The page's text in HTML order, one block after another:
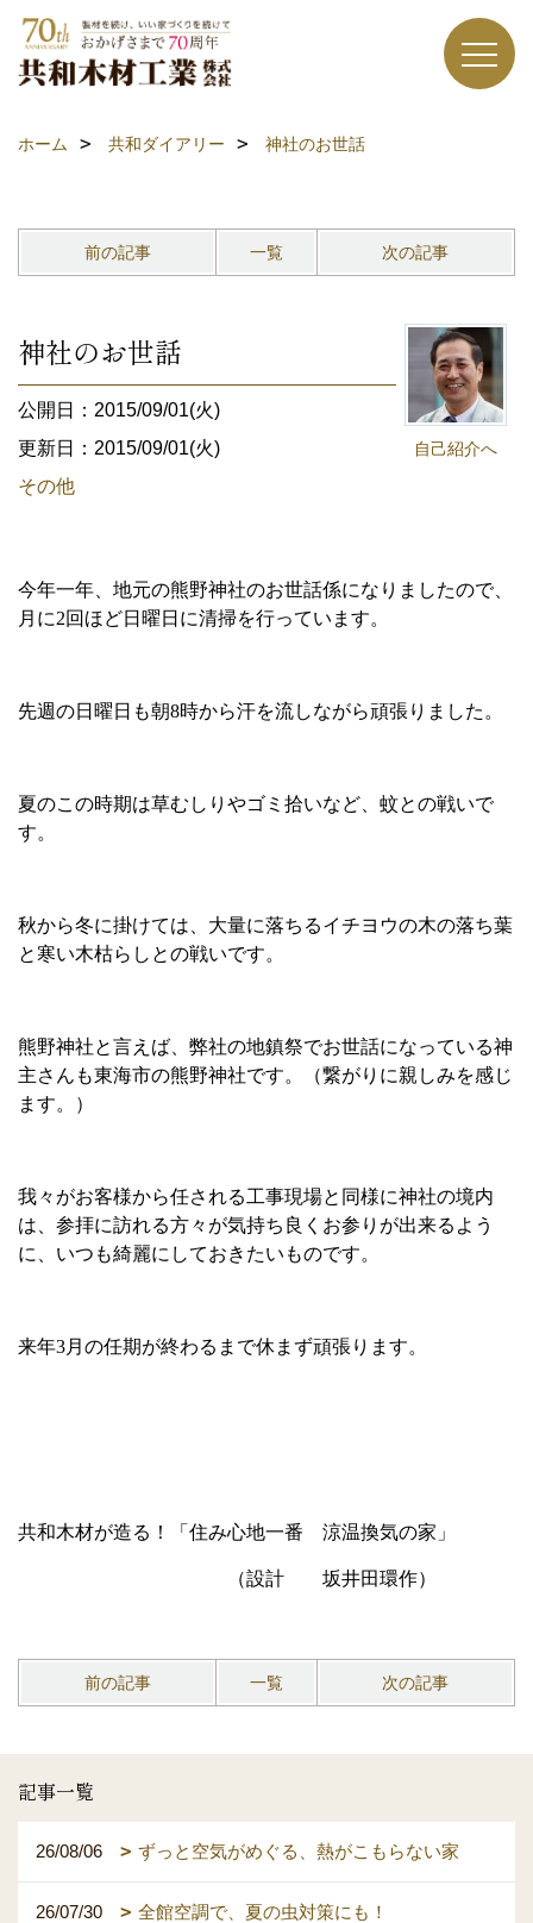
ホーム 共和ダイアリー 神社のお世話
前の記事 一覧 次の記事
自己紹介へ
神社のお世話
公開日：2015/09/01(火)
更新日：2015/09/01(火)
その他
今年一年、地元の熊野神社のお世話係になりましたので、
月に2回ほど日曜日に清掃を行っています。
先週の日曜日も朝8時から汗を流しながら頑張りました。
夏のこの時期は草むしりやゴミ拾いなど、蚊との戦いで
す。
秋から冬に掛けては、大量に落ちるイチヨウの木の落ち葉
と寒い木枯らしとの戦いです。
熊野神社と言えば、弊社の地鎮祭でお世話になっている神
主さんも東海市の熊野神社です。（繋がりに親しみを感じ
ます。）
我々がお客様から任される工事現場と同様に神社の境内
は、参拝に訪れる方々が気持ち良くお参りが出来るよう
に、いつも綺麗にしておきたいものです。
来年3月の任期が終わるまで休まず頑張ります。
共和木材が造る！「住み心地一番 涼温換気の家」
（設計 坂井田環作）
前の記事 一覧 次の記事
記事一覧
26/08/06 ずっと空気がめぐる、熱がこもらない家
26/07/30 全館空調で、夏の虫対策にも！